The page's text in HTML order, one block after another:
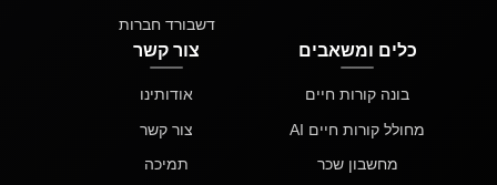
דשבורד חברות
כלים ומשאבים
בונה קורות חיים
מחולל קורות חיים AI
מחשבון שכר
צור קשר
אודותינו
צור קשר
תמיכה